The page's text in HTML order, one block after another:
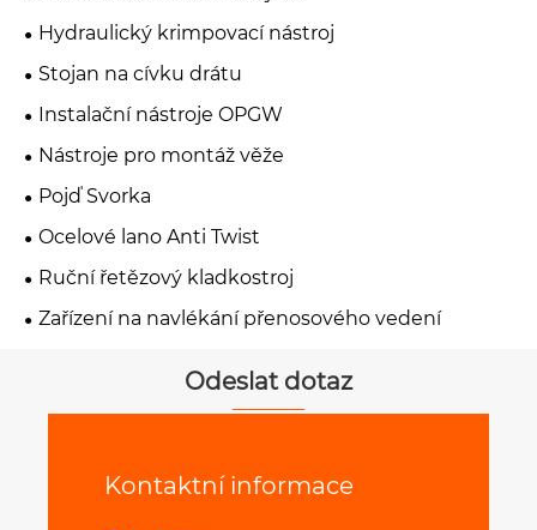
Hydraulický krimpovací nástroj
Stojan na cívku drátu
Instalační nástroje OPGW
Nástroje pro montáž věže
Pojď Svorka
Ocelové lano Anti Twist
Ruční řetězový kladkostroj
Zařízení na navlékání přenosového vedení
Odeslat dotaz
Kontaktní informace